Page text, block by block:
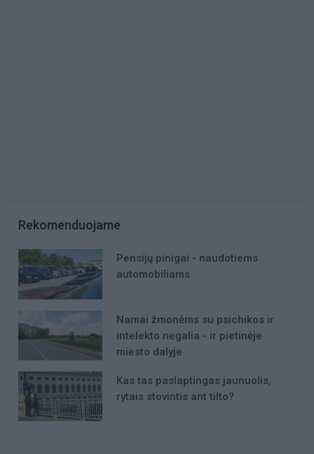
Rekomenduojame
Pensijų pinigai - naudotiems
automobiliams
Namai žmonėms su psichikos ir
intelekto negalia - ir pietinėje
miesto dalyje
Kas tas paslaptingas jaunuolis,
rytais stovintis ant tilto?